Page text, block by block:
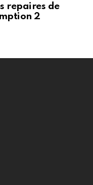
repaires de
2